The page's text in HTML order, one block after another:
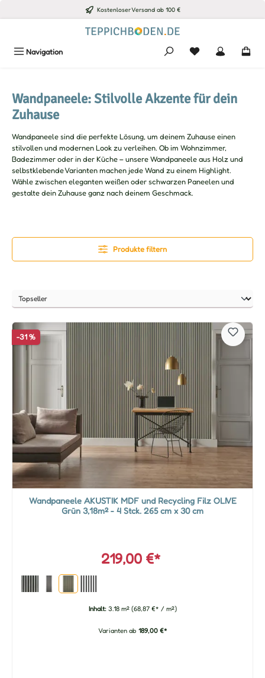
Zum Hauptinhalt springen Kostenloser Versand ab 100 €
Navigation Du hast 0
Wandpaneele: Stilvolle Akzente für dein
Zuhause
Wandpaneele sind die perfekte Lösung, um deinem Zuhause einen
stilvollen und modernen Look zu verleihen. Ob im Wohnzimmer,
Badezimmer oder in der Küche – unsere Wandpaneele aus Holz und
selbstklebende Varianten machen jede Wand zu einem Highlight.
Wähle zwischen eleganten weißen oder schwarzen Paneelen und
gestalte dein Zuhause ganz nach deinem Geschmack.
Produkte filtern
-31 %
Wandpaneele AKUSTIK MDF und Recycling Filz OLIVE
Grün 3,18m² - 4 Stck. 265 cm x 30 cm
219,00 €*
Inhalt: 3.18 m² (68,87 €* / m²)
Varianten ab 189,00 €*